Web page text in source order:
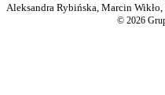
Aleksandra Rybińska, Marcin
© 2026